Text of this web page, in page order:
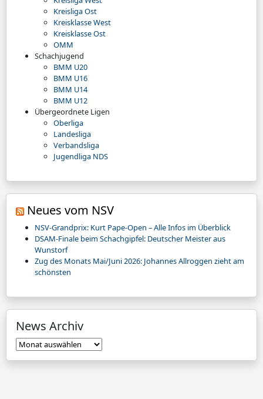
Kreisliga Ost
Kreisklasse West
Kreisklasse Ost
OMM
Schachjugend
BMM U20
BMM U16
BMM U14
BMM U12
Übergeordnete Ligen
Oberliga
Landesliga
Verbandsliga
Jugendliga NDS
Neues vom NSV
NSV-Grandprix: Kurt Pape-Open – Alle Infos im Überblick
DSAM-Finale beim Schachgipfel: Deutscher Meister aus
Wunstorf
Zug des Monats Mai/Juni 2026: Johannes Allroggen zieht am
schönsten
News Archiv
News
Archiv